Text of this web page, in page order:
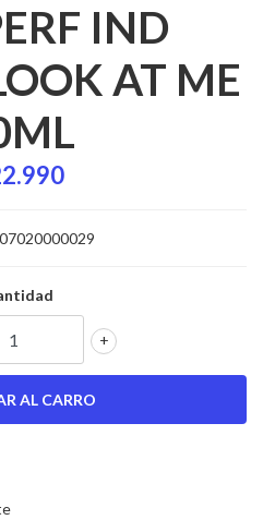
IND
AT ME
+